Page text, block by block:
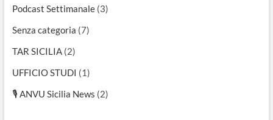
Podcast Settimanale(3)
Senza categoria (7)
TAR SICILIA(2)
UFFICIO STUDI (1)
🎙 ANVU Sicilia News (2)